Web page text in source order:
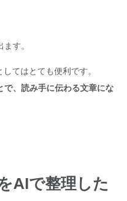
す。
てはとても便利です。
で、読み手に伝わる文章にな
AIで整理した